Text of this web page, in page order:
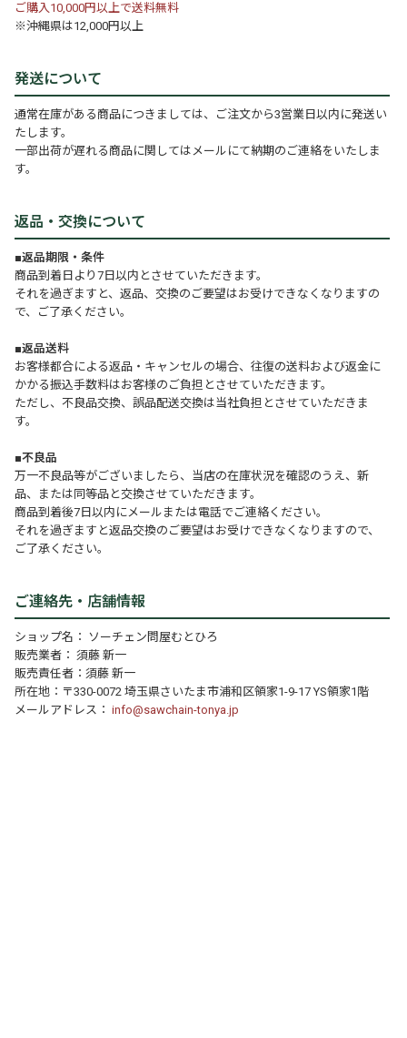
ご購入10,000円以上で送料無料
※沖縄県は12,000円以上
発送について
通常在庫がある商品につきましては、ご注文から3営業日以内に発送い
たします。
一部出荷が遅れる商品に関してはメールにて納期のご連絡をいたしま
す。
返品・交換について
■返品期限・条件
商品到着日より7日以内とさせていただきます。
それを過ぎますと、返品、交換のご要望はお受けできなくなりますの
で、ご了承ください。
■返品送料
お客様都合による返品・キャンセルの場合、往復の送料および返金に
かかる振込手数料はお客様のご負担とさせていただきます。
ただし、不良品交換、誤品配送交換は当社負担とさせていただきま
す。
■不良品
万一不良品等がございましたら、当店の在庫状況を確認のうえ、新
品、または同等品と交換させていただきます。
商品到着後7日以内にメールまたは電話でご連絡ください。
それを過ぎますと返品交換のご要望はお受けできなくなりますので、
ご了承ください。
ご連絡先・店舗情報
ショップ名： ソーチェン問屋むとひろ
販売業者： 須藤 新一
販売責任者：須藤 新一
所在地：〒330-0072 埼玉県さいたま市浦和区領家1-9-17 YS領家1階
メールアドレス：info@sawchain-tonya.jp